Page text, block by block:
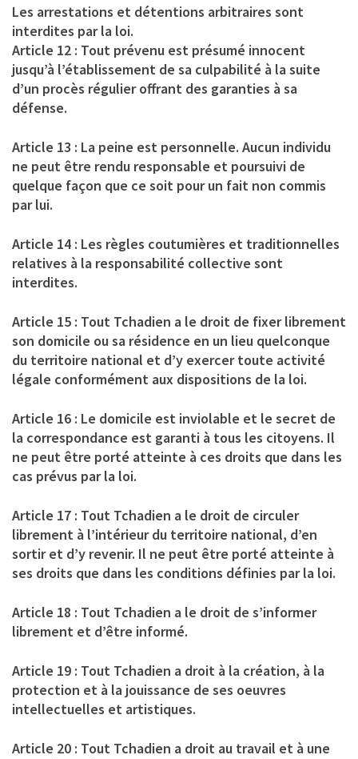
Les arrestations et détentions arbitraires sont
interdites par la loi.
Article 12 : Tout prévenu est présumé innocent
jusqu’à l’établissement de sa culpabilité à la suite
d’un procès régulier offrant des garanties à sa
défense.
Article 13 : La peine est personnelle. Aucun individu
ne peut être rendu responsable et poursuivi de
quelque façon que ce soit pour un fait non commis
par lui.
Article 14 : Les règles coutumières et traditionnelles
relatives à la responsabilité collective sont
interdites.
Article 15 : Tout Tchadien a le droit de fixer librement
son domicile ou sa résidence en un lieu quelconque
du territoire national et d’y exercer toute activité
légale conformément aux dispositions de la loi.
Article 16 : Le domicile est inviolable et le secret de
la correspondance est garanti à tous les citoyens. Il
ne peut être porté atteinte à ces droits que dans les
cas prévus par la loi.
Article 17 : Tout Tchadien a le droit de circuler
librement à l’intérieur du territoire national, d’en
sortir et d’y revenir. Il ne peut être porté atteinte à
ses droits que dans les conditions définies par la loi.
Article 18 : Tout Tchadien a le droit de s’informer
librement et d’être informé.
Article 19 : Tout Tchadien a droit à la création, à la
protection et à la jouissance de ses oeuvres
intellectuelles et artistiques.
Article 20 : Tout Tchadien a droit au travail et à une